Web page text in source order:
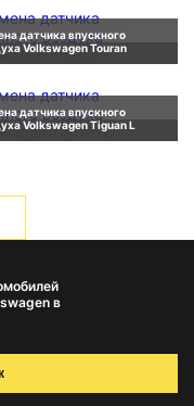
датчика впускного
Volkswagen Touran
датчика впускного
Volkswagen Tiguan L
в